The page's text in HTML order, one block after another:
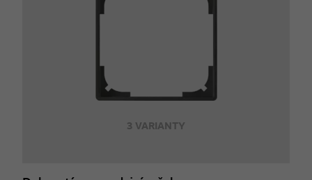
3 VARIANTY